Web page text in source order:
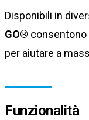
Disponibili in
GO® consentono
per aiutare a
Funzionalità